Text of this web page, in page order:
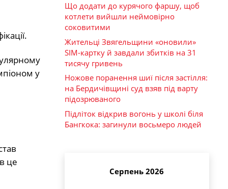
у
це
Що додати до курячого фаршу, щоб
котлети вийшли неймовірно
соковитими
Жительці Звягельщини «оновили»
SIM-картку й завдали збитків на 31
тисячу гривень
Ножове поранення шиї після застілля:
на Бердичівщині суд взяв під варту
підозрюваного
Підліток відкрив вогонь у школі біля
Бангкока: загинули восьмеро людей
Серпень 2026